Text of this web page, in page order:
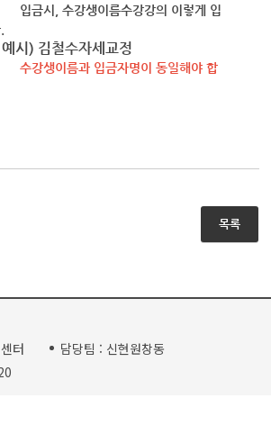
생이름수강강의 이렇게 입
수자세교정
수강생이름과 입금자명이 동일해야 합
목록
터 담당팀 : 신현원창동